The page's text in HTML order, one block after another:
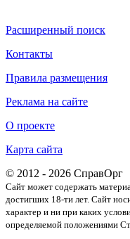
Расширенный поиск
Контакты
Правила размещения
Реклама на сайте
О проекте
Карта сайта
© 2012 - 2026 СправОрг
Сайт может содержать
достигших 18-ти лет. Cайт
характер и ни при каких
определяемой положениями